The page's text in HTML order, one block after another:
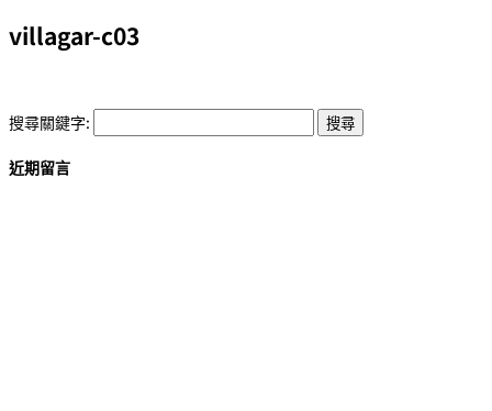
villagar-c03
搜尋關鍵字:
近期留言